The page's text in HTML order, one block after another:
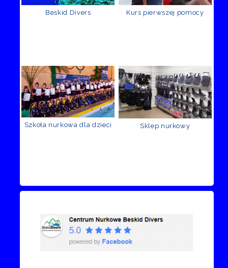
Beskid Divers Kurs pierwszej pomocy
Szkoła nurkowa dla dzieci Sklep nurkowy